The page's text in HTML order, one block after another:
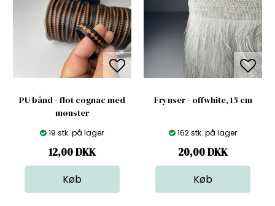
PU bånd - flot cognac med
mønster
19 stk. på lager
12,00DKK
Frynser - offwhite, 15 cm
162 stk. på lager
20,00DKK